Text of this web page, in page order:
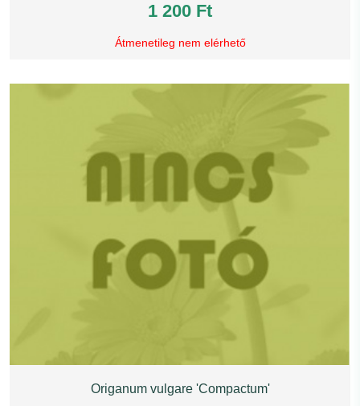
1 200 Ft
Átmenetileg nem elérhető
Origanum vulgare 'Compactum'